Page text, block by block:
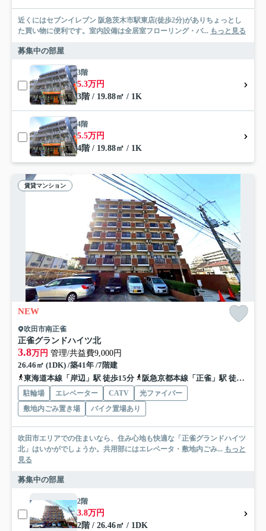
近くにはセブンイレブン 阪急茨木市駅東店(徒歩2分)がありちょっとし
た買い物に便利です。室内設備は全居室フローリング・バ... もっと見る
募集中の部屋
3階
5.3万円
3階 / 19.88㎡ / 1K
4階
5.5万円
4階 / 19.88㎡ / 1K
賃貸マンション
NEW
吹田市南正雀
正雀グランドハイツ北
3.8万円 管理/共益費9,000円
26.46㎡ (1DK) /築41年 /7階建
東海道本線「岸辺」駅 徒歩15分
阪急京都本線「正雀」駅 徒歩17分
駐輪場 エレベーター CATV
光ファイバー
敷地内ごみ置き場
バイク置場あり
吹田市エリアでの住まいなら、住み心地も快適な「正雀グランドハイツ
北」はいかがでしょうか。共用部にはエレベータ・敷地内ごみ... もっと
見る
募集中の部屋
2階
3.8万円
2階 / 26.46㎡ / 1DK